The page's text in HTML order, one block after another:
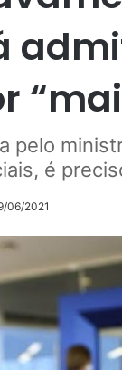
pelo
é
06/2021